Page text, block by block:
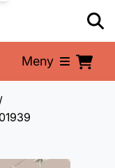
Meny